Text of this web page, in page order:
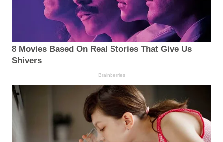
8 Movies Based On Real Stories That Give Us
Shivers
Brainberries